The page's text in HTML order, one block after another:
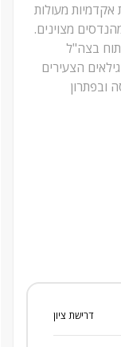
אקדמיות מעולות
מצוינים.
בצה"ל
הצעירים
ובפתרון
דרישת ציון